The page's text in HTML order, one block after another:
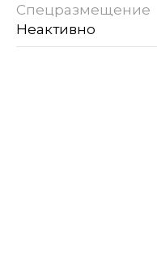
Спецразмещение
Неактивно